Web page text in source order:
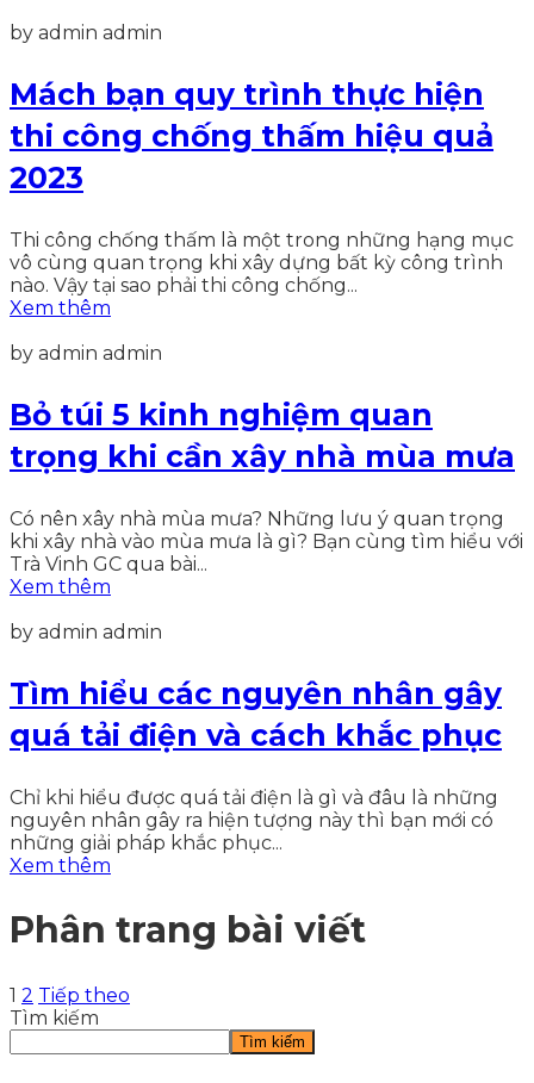
by admin admin
Mách bạn quy trình thực hiện
thi công chống thấm hiệu quả
2023
Thi công chống thấm là một trong những hạng mục
vô cùng quan trọng khi xây dựng bất kỳ công trình
nào. Vậy tại sao phải thi công chống...
Xem thêm
by admin admin
Bỏ túi 5 kinh nghiệm quan
trọng khi cần xây nhà mùa mưa
Có nên xây nhà mùa mưa? Những lưu ý quan trọng
khi xây nhà vào mùa mưa là gì? Bạn cùng tìm hiểu với
Trà Vinh GC qua bài...
Xem thêm
by admin admin
Tìm hiểu các nguyên nhân gây
quá tải điện và cách khắc phục
Chỉ khi hiểu được quá tải điện là gì và đâu là những
nguyên nhân gây ra hiện tượng này thì bạn mới có
những giải pháp khắc phục...
Xem thêm
Phân trang bài viết
1 2 Tiếp theo
Tìm kiếm
Tìm kiếm